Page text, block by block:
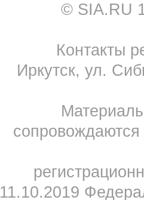
© SIA.RU
Контакты
Иркутск, ул.
11.10.2019